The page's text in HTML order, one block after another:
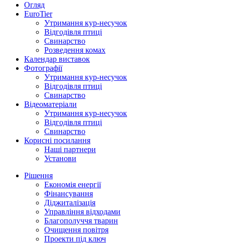
Огляд
EuroTier
Утримання кур-несучок
Відгодівля птиці
Свинарство
Розведення комах
Календар виставок
Фотографії
Утримання кур-несучок
Відгодівля птиці
Свинарство
Відеоматеріали
Утримання кур-несучок
Відгодівля птиці
Свинарство
Корисні посилання
Наші партнери
Установи
Рішення
Економія енергії
Фінансування
Діджиталізація
Управління відходами
Благополуччя тварин
Очищення повітря
Проекти під ключ